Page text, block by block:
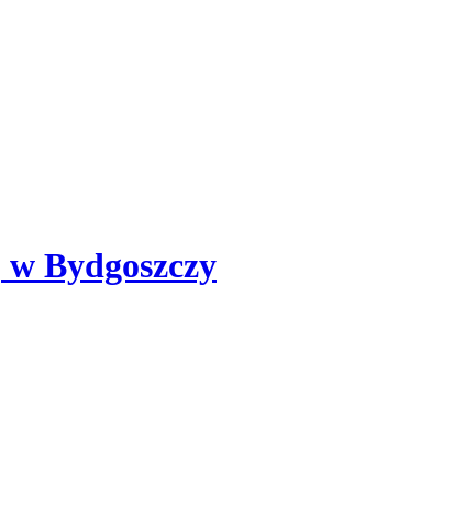
w Bydgoszczy